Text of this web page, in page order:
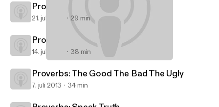
Starratt Road Christian Church
Proverbs: Forge Strong Families
21. juli 2013 29 min
Proverbs: Marry Well
14. juli 2013 38 min
Proverbs: The Good The Bad The Ugly
7. juli 2013 34 min